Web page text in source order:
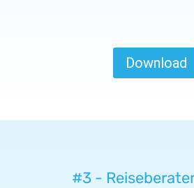
Download
#3 -